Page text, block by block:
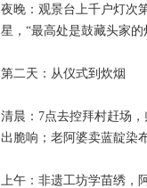
夜晚：观景台上千户灯次
星，“最高处是鼓藏头家
第二天：从仪式到炊烟
清晨：7点去控拜村赶场
出脆响；老阿婆卖蓝靛染
上午：非遗工坊学苗绣，